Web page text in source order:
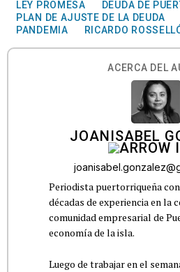
LEY PROMESA
DEUDA DE
PLAN DE AJUSTE DE LA DEUDA
PANDEMIA
RICARDO
ACERCA DEL
JOANISABEL
Periodista puertorriqueña
décadas de experiencia en la
comunidad empresarial de
economía de la isla.
Luego de trabajar en el